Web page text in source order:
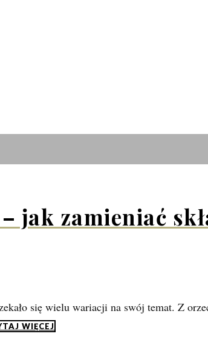
jak zamieniać
się wielu wariacji na swój temat. Z
WIĘCEJ